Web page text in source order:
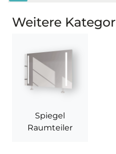
Weitere
Spiegel
Raumteiler